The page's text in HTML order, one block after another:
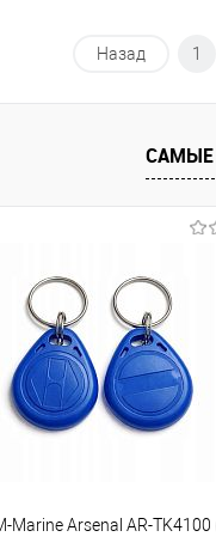
Назад 1
САМЫЕ
Marine Arsenal AR-TK4100